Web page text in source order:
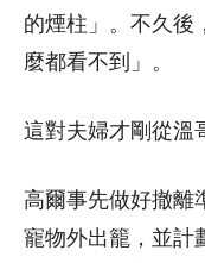
的煙柱」。不久後
麼都看不到」。
這對夫婦才剛從溫
高爾事先做好撤離
寵物外出籠，並計